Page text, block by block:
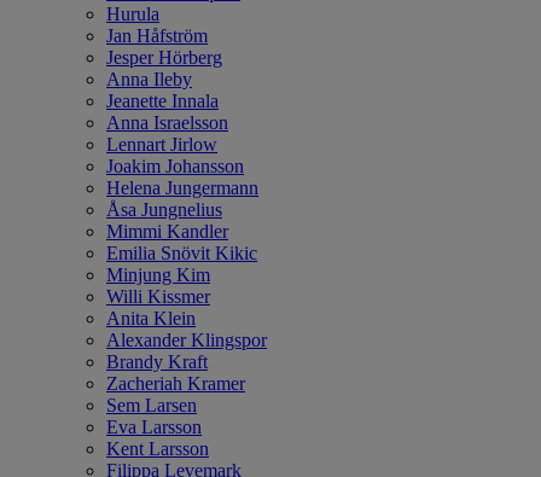
Hurula
Jan Håfström
Jesper Hörberg
Anna Ileby
Jeanette Innala
Anna Israelsson
Lennart Jirlow
Joakim Johansson
Helena Jungermann
Åsa Jungnelius
Mimmi Kandler
Emilia Snövit Kikic
Minjung Kim
Willi Kissmer
Anita Klein
Alexander Klingspor
Brandy Kraft
Zacheriah Kramer
Sem Larsen
Eva Larsson
Kent Larsson
Filippa Levemark